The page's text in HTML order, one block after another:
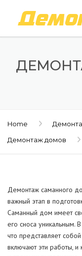
Home
Демонтаж домов
Демонтаж саманного
важный этап в
Саманный дом имеет
его сноса уникальным.
что представляет
включают эти работы, и